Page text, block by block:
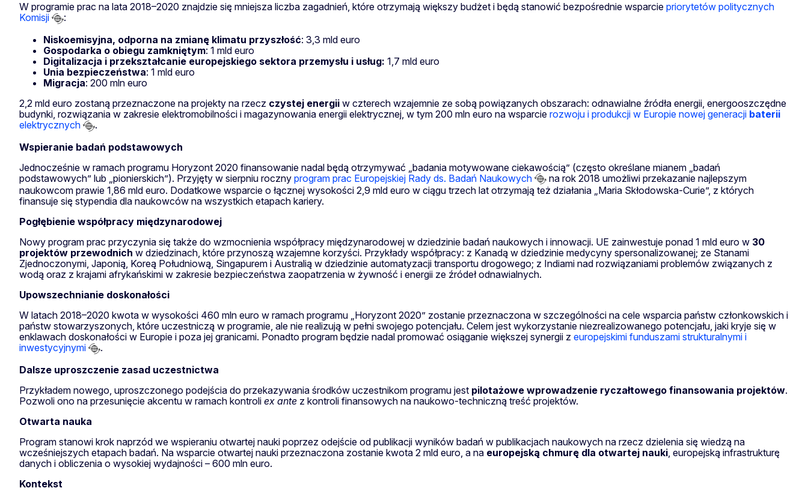
W programie prac na lata 2018–2020 znajdzie się mniejsza liczba zagadnień, które otrzymają większy budżet i będą stanowić bezpośrednie wsparcie priorytetów politycznych
Komisji
:
Niskoemisyjna, odporna na zmianę klimatu przyszłość: 3,3 mld euro
Gospodarka o obiegu zamkniętym: 1 mld euro
Digitalizacja i przekształcanie europejskiego sektora przemysłu i usług: 1,7 mld euro
Unia bezpieczeństwa: 1 mld euro
Migracja: 200 mln euro
2,2 mld euro zostaną przeznaczone na projekty na rzecz czystej energii w czterech wzajemnie ze sobą powiązanych obszarach: odnawialne źródła energii, energooszczędne
budynki, rozwiązania w zakresie elektromobilności i magazynowania energii elektrycznej, w tym 200 mln euro na wsparcie rozwoju i produkcji w Europie nowej generacji baterii
elektrycznych
.
Wspieranie badań podstawowych
Jednocześnie w ramach programu Horyzont 2020 finansowanie nadal będą otrzymywać „badania motywowane ciekawością” (często określane mianem „badań
podstawowych” lub „pionierskich”). Przyjęty w sierpniu roczny program prac Europejskiej Rady ds. Badań Naukowych
na rok 2018 umożliwi przekazanie najlepszym
naukowcom prawie 1,86 mld euro. Dodatkowe wsparcie o łącznej wysokości 2,9 mld euro w ciągu trzech lat otrzymają też działania „Maria Skłodowska-Curie”, z których
finansuje się stypendia dla naukowców na wszystkich etapach kariery.
Pogłębienie współpracy międzynarodowej
Nowy program prac przyczynia się także do wzmocnienia współpracy międzynarodowej w dziedzinie badań naukowych i innowacji. UE zainwestuje ponad 1 mld euro w 30
projektów przewodnich w dziedzinach, które przynoszą wzajemne korzyści. Przykłady współpracy: z Kanadą w dziedzinie medycyny spersonalizowanej; ze Stanami
Zjednoczonymi, Japonią, Koreą Południową, Singapurem i Australią w dziedzinie automatyzacji transportu drogowego; z Indiami nad rozwiązaniami problemów związanych z
wodą oraz z krajami afrykańskimi w zakresie bezpieczeństwa zaopatrzenia w żywność i energii ze źródeł odnawialnych.
Upowszechnianie doskonałości
W latach 2018–2020 kwota w wysokości 460 mln euro w ramach programu „Horyzont 2020” zostanie przeznaczona w szczególności na cele wsparcia państw członkowskich i
państw stowarzyszonych, które uczestniczą w programie, ale nie realizują w pełni swojego potencjału. Celem jest wykorzystanie niezrealizowanego potencjału, jaki kryje się w
enklawach doskonałości w Europie i poza jej granicami. Ponadto program będzie nadal promować osiąganie większej synergii z europejskimi funduszami strukturalnymi i
inwestycyjnymi
.
Dalsze uproszczenie zasad uczestnictwa
Przykładem nowego, uproszczonego podejścia do przekazywania środków uczestnikom programu jest pilotażowe wprowadzenie ryczałtowego finansowania projektów.
Pozwoli ono na przesunięcie akcentu w ramach kontroli ex ante z kontroli finansowych na naukowo-techniczną treść projektów.
Otwarta nauka
Program stanowi krok naprzód we wspieraniu otwartej nauki poprzez odejście od publikacji wyników badań w publikacjach naukowych na rzecz dzielenia się wiedzą na
wcześniejszych etapach badań. Na wsparcie otwartej nauki przeznaczona zostanie kwota 2 mld euro, a na europejską chmurę dla otwartej nauki , europejską infrastrukturę
danych i obliczenia o wysokiej wydajności – 600 mln euro.
Kontekst